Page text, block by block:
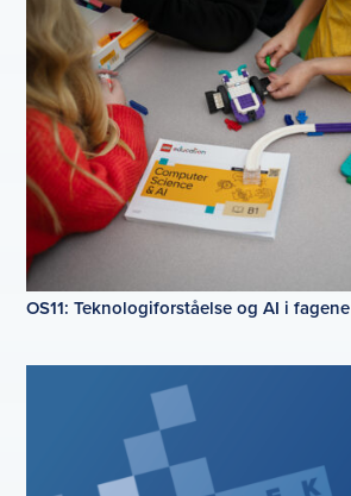
OS11: Teknologiforståelse og AI i fagene